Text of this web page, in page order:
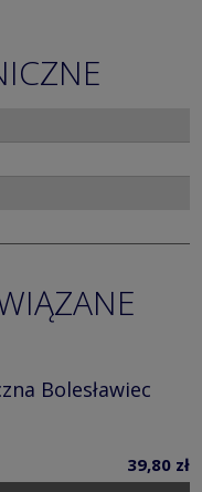
Bolesławiec
39,80 zł